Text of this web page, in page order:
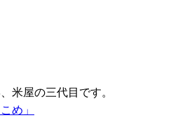
米屋の三代目です。
め」